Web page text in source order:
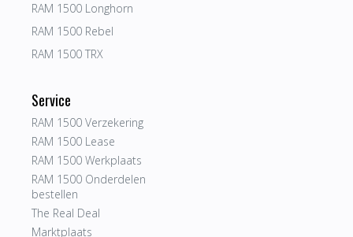
RAM 1500 Longhorn
RAM 1500 Rebel
RAM 1500 TRX
Service
RAM 1500 Verzekering
RAM 1500 Lease
RAM 1500 Werkplaats
RAM 1500 Onderdelen
bestellen
The Real Deal
Marktplaats